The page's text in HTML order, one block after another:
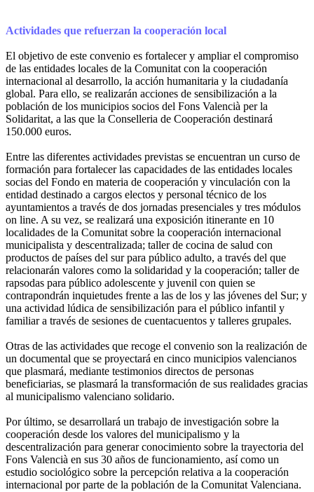
Actividades que refuerzan la cooperación local
El objetivo de este convenio es fortalecer y ampliar el compromiso
de las entidades locales de la Comunitat con la cooperación
internacional al desarrollo, la acción humanitaria y la ciudadanía
global. Para ello, se realizarán acciones de sensibilización a la
población de los municipios socios del Fons Valencià per la
Solidaritat, a las que la Conselleria de Cooperación destinará
150.000 euros.
Entre las diferentes actividades previstas se encuentran un curso de
formación para fortalecer las capacidades de las entidades locales
socias del Fondo en materia de cooperación y vinculación con la
entidad destinado a cargos electos y personal técnico de los
ayuntamientos a través de dos jornadas presenciales y tres módulos
on line. A su vez, se realizará una exposición itinerante en 10
localidades de la Comunitat sobre la cooperación internacional
municipalista y descentralizada; taller de cocina de salud con
productos de países del sur para público adulto, a través del que
relacionarán valores como la solidaridad y la cooperación; taller de
rapsodas para público adolescente y juvenil con quien se
contrapondrán inquietudes frente a las de los y las jóvenes del Sur; y
una actividad lúdica de sensibilización para el público infantil y
familiar a través de sesiones de cuentacuentos y talleres grupales.
Otras de las actividades que recoge el convenio son la realización de
un documental que se proyectará en cinco municipios valencianos
que plasmará, mediante testimonios directos de personas
beneficiarias, se plasmará la transformación de sus realidades gracias
al municipalismo valenciano solidario.
Por último, se desarrollará un trabajo de investigación sobre la
cooperación desde los valores del municipalismo y la
descentralización para generar conocimiento sobre la trayectoria del
Fons Valencià en sus 30 años de funcionamiento, así como un
estudio sociológico sobre la percepción relativa a la cooperación
internacional por parte de la población de la Comunitat Valenciana.